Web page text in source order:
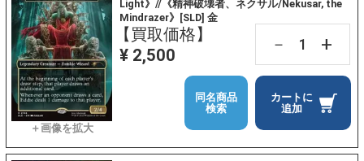
Light》//《精神破壊者、ネクサル/Nekusar, the
Mindrazer》[SLD] 金
【買取価格】
¥ 2,500
－ +
カートに
追加
同名商品
検索